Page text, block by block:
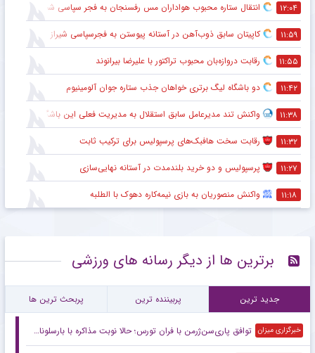
۱۲:۰۴ انتقال ستاره محبوب هواداران مس رفسنجان به فجر سپاسی شیراز
۱۱:۵۹ کاپیتان سابق ذوب‌آهن در آستانه پیوستن به فجرسپاسی شیراز
۱۱:۵۵ رقابت دروازه‌بان محبوب تراکتور با علیرضا بیرانوند
۱۱:۴۲ دو باشگاه لیگ برتری خواهان جذب ستاره جوان آلومینیوم
۱۱:۳۸ واکنش تند مدیرعامل سابق استقلال به مدیریت فعلی این باشگاه
۱۱:۳۲ رقابت سخت هافبک‌های پرسپولیس برای ترکیب ثابت
۱۱:۲۷ پرسپولیس و دو خرید بلندمدت در آستانه نهایی‌سازی
۱۱:۱۸ واکنش منصوریان به بازی نیمه‌کاره دهوک با الطلبه
برترین ها از دیگر رسانه های ورزشی
جدید ترین پربیننده ترین پربحث ترین ها
خبرگزاری میزان توافق پاری‌سن‌ژرمن با فران تورس؛ حالا نوبت مذاکره با بارسلوناست